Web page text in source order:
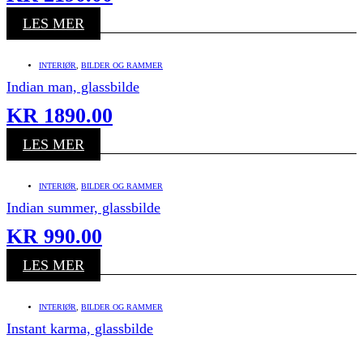
LES MER
INTERIØR BILDER OG RAMMER
Indian man, glassbilde
KR 1890.00
LES MER
INTERIØR BILDER OG RAMMER
Indian summer, glassbilde
KR 990.00
LES MER
INTERIØR BILDER OG RAMMER
Instant karma, glassbilde